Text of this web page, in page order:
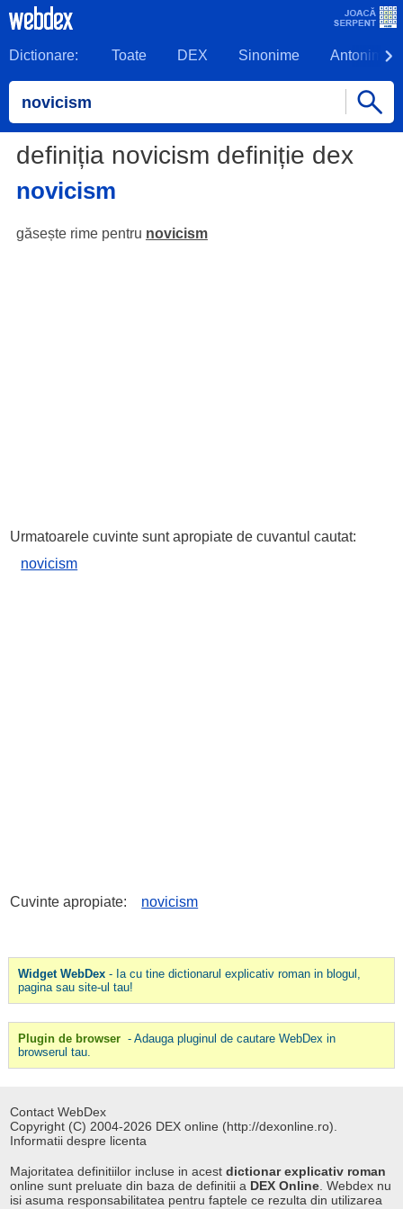
Dictionare: Toate DEX Sinonime Antonime
definiția novicism definiție dex
novicism
găsește rime pentru novicism
Urmatoarele cuvinte sunt apropiate de cuvantul cautat:
novicism
Cuvinte apropiate: novicism
Widget WebDex- Ia cu tine dictionarul explicativ roman in blogul,
pagina sau site-ul tau!
Plugin de browser - Adauga pluginul de cautare WebDex in
browserul tau.
Contact WebDex
Copyright (C) 2004-2026 DEX online (http://dexonline.ro).
Informatii despre licenta
Majoritatea definitiilor incluse in acestdictionar explicativ roman
online sunt preluate din baza de definitii a DEX Online . Webdex nu
isi asuma responsabilitatea pentru faptele ce rezulta din utilizarea